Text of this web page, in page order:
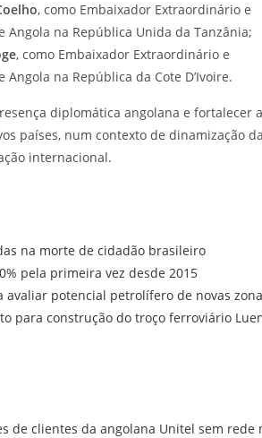
, como Embaixador Extraordinário e
Angola na República Unida da Tanzânia;
, como Embaixador Extraordinário e
na República da Cote D’Ivoire.
diplomática angolana e fortalecer
países, num contexto de dinamização da
internacional.
na morte de cidadão brasileiro
pela primeira vez desde 2015
potencial petrolífero de novas
para construção do troço ferroviário
de clientes da angolana Unitel sem rede